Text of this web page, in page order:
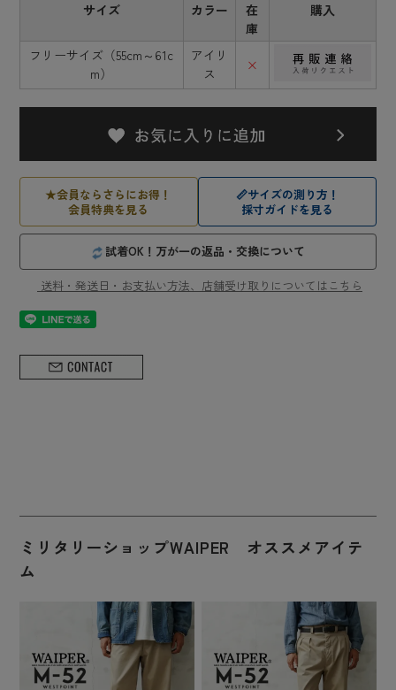
サイズ カラー
在
庫
購入
フリーサイズ（55cm～61c
m）
アイリ
ス
×
★会員ならさらにお得！
会員特典を見る
📏サイズの測り方！
採寸ガイドを見る
試着OK！万が一の返品・交換について
送料・発送日・お支払い方法、店舗受け取りについてはこちら
ミリタリーショップWAIPER オススメアイテ
ム